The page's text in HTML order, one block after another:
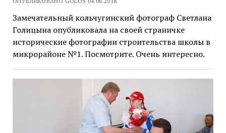
Замечательный кольчугинский фотограф Светлана
Голицына опубликовала на своей страничке
исторические фотографии строительства школы в
микрорайоне №1. Посмотрите. Очень интересно.